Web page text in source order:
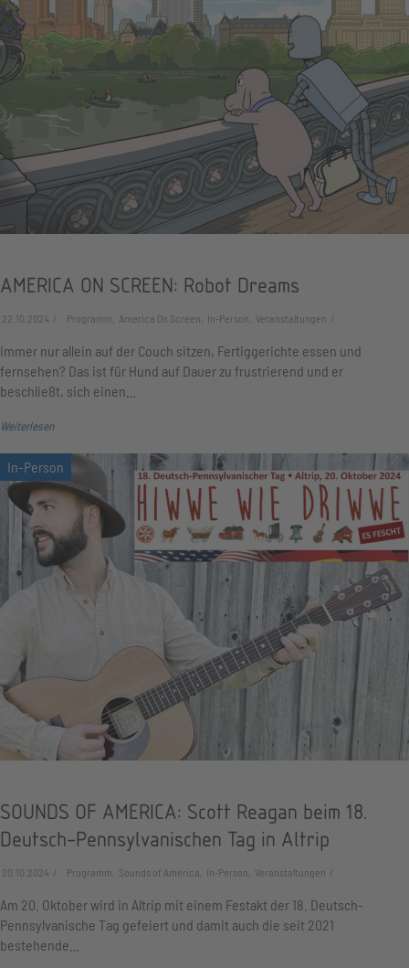
AMERICA ON SCREEN: Robot Dreams
22.10.2024 Programm, America On Screen, In-Person, Veranstaltungen
Immer nur allein auf der Couch sitzen, Fertiggerichte essen und
fernsehen? Das ist für Hund auf Dauer zu frustrierend und er
beschließt, sich einen…
Weiterlesen
SOUNDS OF AMERICA: Scott Reagan beim 18.
Deutsch-Pennsylvanischen Tag in Altrip
20.10.2024 Programm, Sounds of America, In-Person, Veranstaltungen
Am 20. Oktober wird in Altrip mit einem Festakt der 18. Deutsch-
Pennsylvanische Tag gefeiert und damit auch die seit 2021
bestehende…